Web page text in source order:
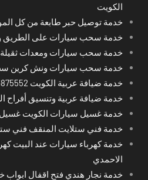
الكويت
خدمة توصيل حبر طابعة من كل
خدمة سحب سيارات على
خدمة سحب سيارات ومعدات ثقيلة
خدمة سحب سيارات ونش كرين
خدمة ضيافة عربية الكويت 66875552 خدمة فورية
خدمة ضيافة عربية وتنسيق أفراح
خدمة غسيل سيارات الكويت غسيل
خدمة فني ستلايت المنقف فني
خدمة كهرباء سيارات عند البيت
الاحمدي
خدمة نجار هندي فتح اقفال